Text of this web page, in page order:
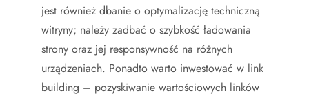
jest również dbanie o optymalizację techniczną
witryny; należy zadbać o szybkość ładowania
strony oraz jej responsywność na różnych
urządzeniach. Ponadto warto inwestować w link
building – pozyskiwanie wartościowych linków